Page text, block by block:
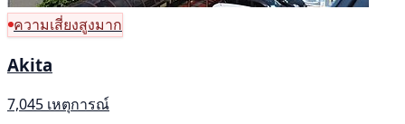
ความเสี่ยงสูงมาก
Akita
7,045 เหตุการณ์